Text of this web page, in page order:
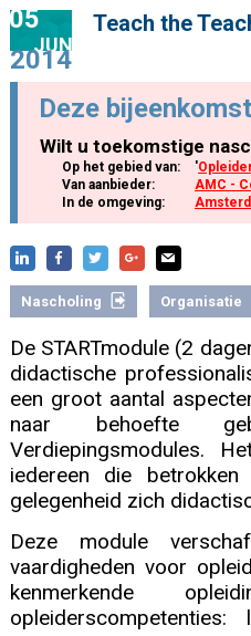
05
JUN
2014
Teach the
Deze
Wilt u toekomstige
Op het gebied van: '
Van aanbieder:
AMC -
In de omgeving:
Nascholing Organisatie
De STARTmodule (2
didactische
een groot aantal
naar behoefte
Verdiepingsmodules.
iedereen die
gelegenheid zich
Deze module
vaardigheden voor
kenmerkende